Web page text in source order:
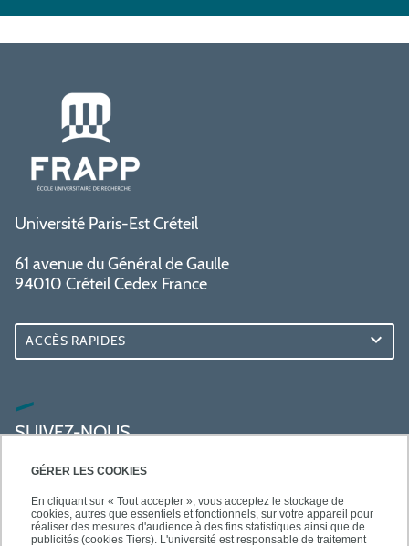
GÉRER LES COOKIES
En cliquant sur « Tout accepter », vous acceptez le stockage de
cookies, autres que essentiels et fonctionnels, sur votre appareil pour
réaliser des mesures d'audience à des fins statistiques ainsi que de
publicités (cookies Tiers). L'université est responsable de traitement
Université Paris-Est Créteil
61 avenue du Général de Gaulle
94010 Créteil Cedex France
ACCÈS RAPIDES
SUIVEZ-NOUS